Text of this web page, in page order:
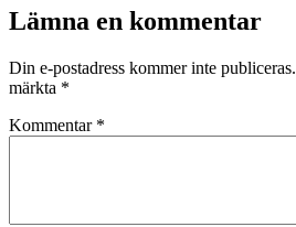
Lämna en kommentar
Din e-postadress kommer inte publiceras.
märkta *
Kommentar *